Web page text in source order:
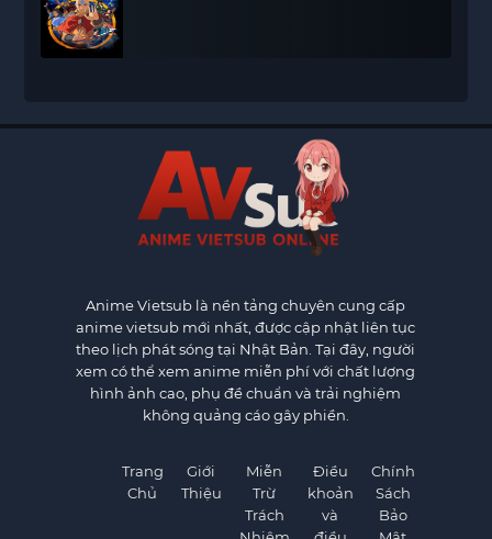
Anime Vietsub là nền tảng chuyên cung cấp
anime vietsub mới nhất, được cập nhật liên tục
theo lịch phát sóng tại Nhật Bản. Tại đây, người
xem có thể xem anime miễn phí với chất lượng
hình ảnh cao, phụ đề chuẩn và trải nghiệm
không quảng cáo gây phiền.
Trang
Chủ
Giới
Thiệu
Miễn
Trừ
Trách
Điều
khoản
và
Chính
Sách
Bảo